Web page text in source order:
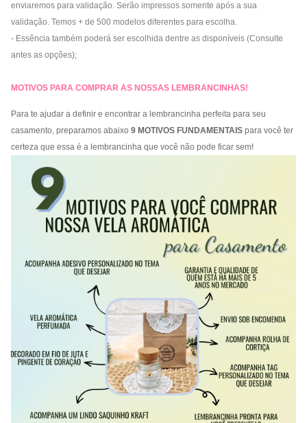
enviaremos para validação. Serão impressos somente após a sua
validação. Temos + de 500 modelos diferentes para escolha.
- Essência também poderá ser escolhida dentre as disponíveis (Consulte
antes as opções);
MOTIVOS PARA COMPRAR AS NOSSAS LEMBRANCINHAS!
Para te ajudar a definir e encontrar a lembrancinha perfeita para seu
casamento, preparamos abaixo 9 MOTIVOS FUNDAMENTAIS para você ter
certeza que essa é a lembrancinha que você não pode ficar sem!